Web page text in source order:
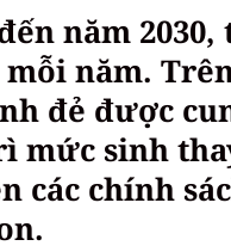
năm
năm.
đẻ được
mức sinh
chính